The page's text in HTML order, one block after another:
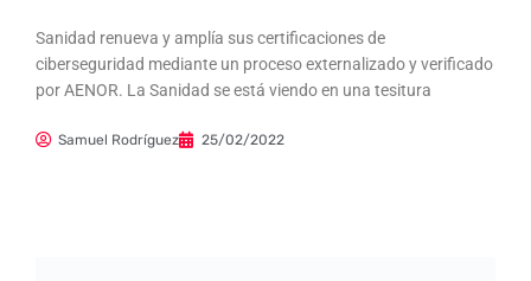
Sanidad renueva y amplía sus certificaciones de
ciberseguridad mediante un proceso externalizado y verificado
por AENOR. La Sanidad se está viendo en una tesitura
Samuel Rodríguez 25/02/2022